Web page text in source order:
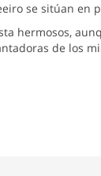
se sitúan en
hermosos,
de los